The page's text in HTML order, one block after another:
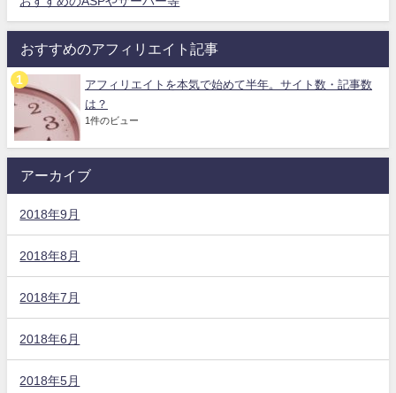
おすすめのアフィリエイト記事
アフィリエイトを本気で始めて半年。サイト数・記事数
は？
1件のビュー
アーカイブ
2018年9月
2018年8月
2018年7月
2018年6月
2018年5月